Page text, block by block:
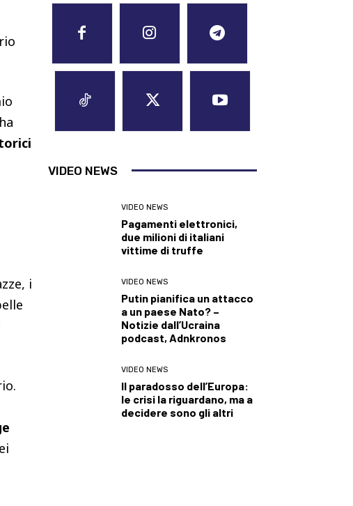
ha
i
VIDEO NEWS
VIDEO NEWS
Pagamenti elettronici,
due milioni di italiani
vittime di truffe
VIDEO NEWS
Putin pianifica un attacco
a un paese Nato? –
Notizie dall’Ucraina
podcast, Adnkronos
VIDEO NEWS
Il paradosso dell’Europa:
le crisi la riguardano, ma a
decidere sono gli altri